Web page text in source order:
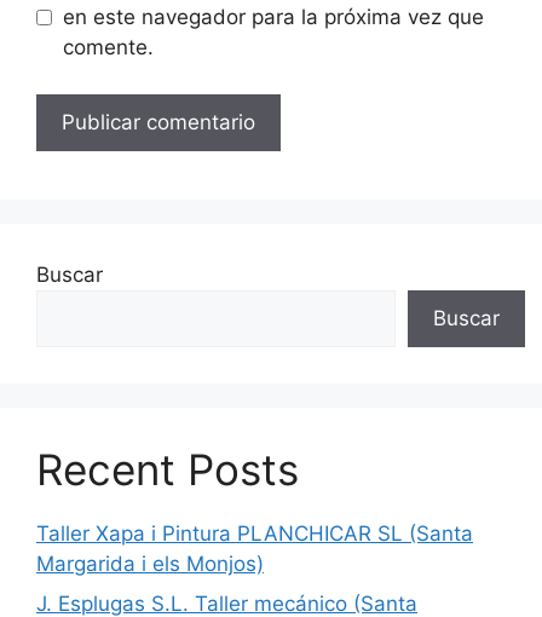
en este navegador para la próxima vez que
comente.
Buscar
Buscar
Recent Posts
Taller Xapa i Pintura PLANCHICAR SL (Santa
Margarida i els Monjos)
J. Esplugas S.L. Taller mecánico (Santa